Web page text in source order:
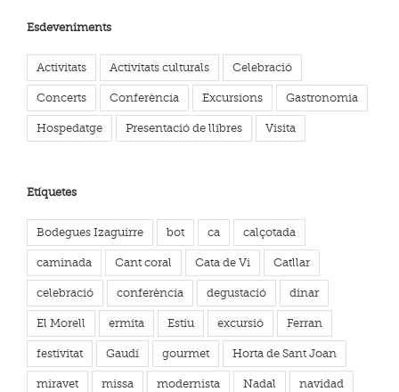
Esdeveniments
Activitats Activitats culturals Celebració
Concerts Conferència Excursions Gastronomia
Hospedatge Presentació de llibres Visita
Etíquetes
Bodegues Izaguirre bot ca calçotada
caminada Cant coral Cata de Vi Catllar
celebració conferència degustació dinar
El Morell ermita Estiu excursió Ferran
festivitat Gaudí gourmet Horta de Sant Joan
miravet missa modernista Nadal navidad